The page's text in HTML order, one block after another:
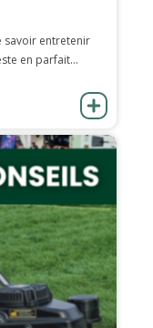
savoir entretenir
en parfait...